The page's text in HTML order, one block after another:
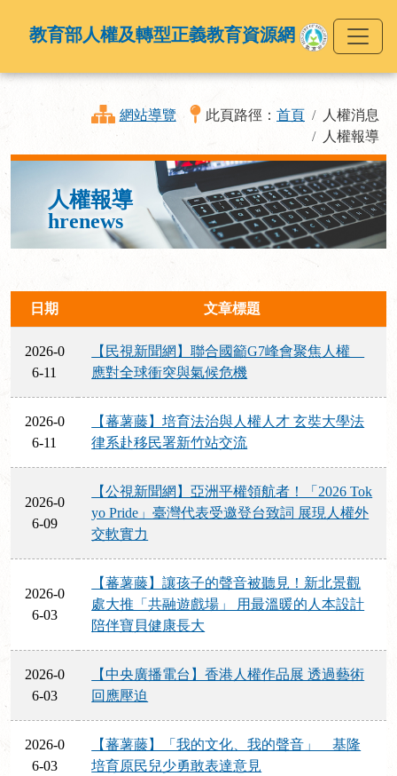
教育部人權及轉型正義教育資源網
網站導覽 此頁路徑： 首頁
人權消息
人權報導
人權報導
hrenews
日期 文章標題
2026-0
6-11
【民視新聞網】聯合國籲G7峰會聚焦人權
應對全球衝突與氣候危機
2026-0
6-11
【蕃薯藤】培育法治與人權人才 玄奘大學法
律系赴移民署新竹站交流
2026-0
6-09
【公視新聞網】亞洲平權領航者！「2026 Tok
yo Pride」臺灣代表受邀登台致詞 展現人權外
交軟實力
2026-0
6-03
【蕃薯藤】讓孩子的聲音被聽見！新北景觀
處大推「共融遊戲場」 用最溫暖的人本設計
陪伴寶貝健康長大
2026-0
6-03
【中央廣播電台】香港人權作品展 透過藝術
回應壓迫
2026-0
6-03
【蕃薯藤】「我的文化、我的聲音」 基隆
培育原民兒少勇敢表達意見